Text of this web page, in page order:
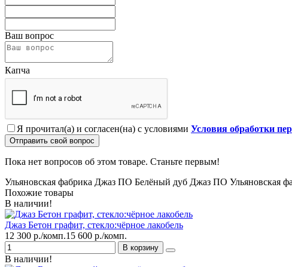
Ваш вопрос
Капча
Я прочитал(а) и согласен(на) с условиями Условия обработки
Отправить свой вопрос
Пока нет вопросов об этом товаре. Станьте первым!
Ульяновская фабрика Джаз ПО Белёный дуб Джаз ПО Ульяновская
Похожие товары
В наличии!
Джаз Бетон графит, стекло:чёрное лакобель
12 300 р./комп.15 600 р./комп.
В корзину
В наличии!